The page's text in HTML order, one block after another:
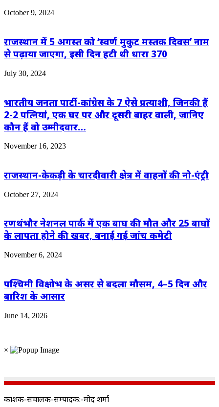
October 9, 2024
राजस्थान में 5 अगस्त को ‘स्वर्ण मुकुट मस्तक दिवस’ नाम
से पढ़ाया जाएगा, इसी दिन हटी थी धारा 370
July 30, 2024
भारतीय जनता पार्टी-कांग्रेस के 7 ऐसे प्रत्याशी, जिनकी हैं
2-2 पत्नियां, एक घर पर और दूसरी बाहर वाली, जानिए
कौन हैं वो उम्मीदवार…
November 16, 2023
राजस्थान-केकड़ी के चारदीवारी क्षेत्र में वाहनों की नो-एंट्री
October 27, 2024
रणथंभौर नेशनल पार्क में एक बाघ की मौत और 25 बाघों
के लापता होने की खबर, बनाई गई जांच कमेटी
November 6, 2024
पश्चिमी विक्षोभ के असर से बदला मौसम, 4–5 दिन और
बारिश के आसार
June 14, 2026
×
प्रकाशक-संचालक-सम्पादक:-प्रमोद शर्मा